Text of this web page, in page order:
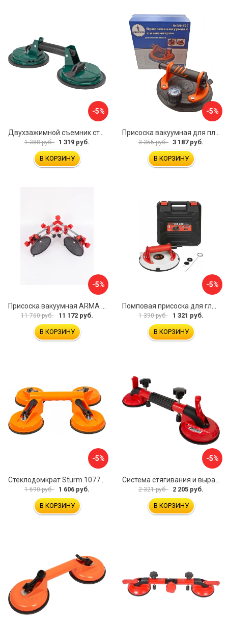
-5%
Двухзажимной съемник стекол Rockforce RF-63404(18564)
1 388 руб. 1 319 руб.
В КОРЗИНУ
-5%
3 355 руб. 3 187 руб.
В КОРЗИНУ
-5%
Присоска вакуумная ARMA P625A
11 760 руб. 11 172 руб.
В КОРЗИНУ
-5%
Помповая присоска для гладкой и шероховатой плитки DLT VST-209 1114
1 390 руб. 1 321 руб.
В КОРЗИНУ
-5%
1 690 руб. 1 606 руб.
В КОРЗИНУ
-5%
2 321 руб. 2 205 руб.
В КОРЗИНУ